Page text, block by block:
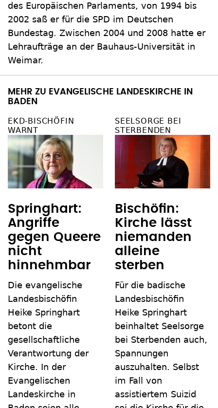
des Europäischen Parlaments, von 1994 bis
2002 saß er für die SPD im Deutschen
Bundestag. Zwischen 2004 und 2008 hatte er
Lehraufträge an der Bauhaus-Universität in
Weimar.
MEHR ZU EVANGELISCHE LANDESKIRCHE IN
BADEN
EKD-BISCHÖFIN
WARNT
Springhart:
Angriffe
gegen Queere
nicht
hinnehmbar
Die evangelische
Landesbischöfin
Heike Springhart
betont die
gesellschaftliche
Verantwortung der
Kirche. In der
Evangelischen
Landeskirche in
SEELSORGE BEI
STERBENDEN
Bischöfin:
Kirche lässt
niemanden
alleine
sterben
Für die badische
Landesbischöfin
Heike Springhart
beinhaltet Seelsorge
bei Sterbenden auch,
Spannungen
auszuhalten. Selbst
im Fall von
assistiertem Suizid